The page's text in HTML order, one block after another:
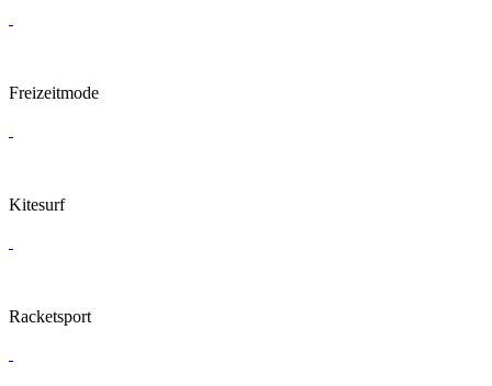
Freizeitmode
Kitesurf
Racketsport